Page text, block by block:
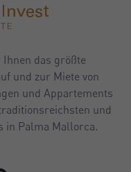
das größte
und zur Miete von
und Appartements
und
in Palma Mallorca.